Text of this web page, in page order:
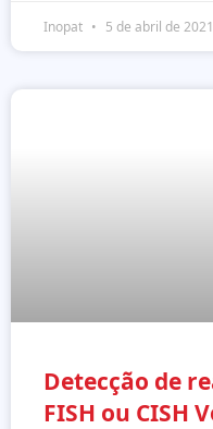
Inopat 5 de abril de 2021
Detecção de
FISH ou CISH